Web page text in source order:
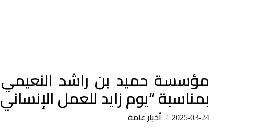
بمناسبة “يوم زايد للعمل الإنساني
2025-03-24
أخبار عامة